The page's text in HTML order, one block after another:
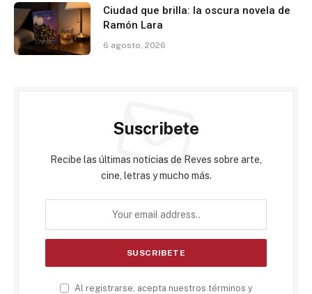
Ciudad que brilla: la oscura novela de
Ramón Lara
6 agosto, 2026
Suscribete
Recibe las últimas noticias de Reves sobre arte,
cine, letras y mucho más.
Al registrarse, acepta nuestros términos y